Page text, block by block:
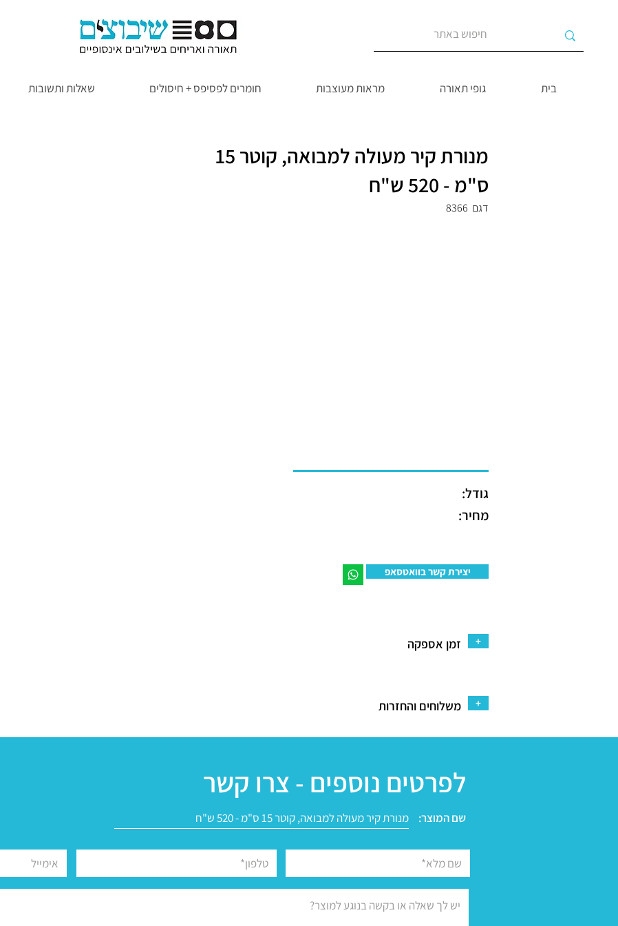
בית גופי תאורה מראות מעוצבות חומרים לפסיפס + חיסולים שאלות ותשובות
מנורת קיר מעולה למבואה, קוטר 15
ס"מ - 520 ש"ח
8366 דגם
גודל:
מחיר:
יצירת קשר בוואטסאפ
זמן אספקה +
משלוחים והחזרות +
לפרטים נוספים - צרו קשר
שם המוצר: